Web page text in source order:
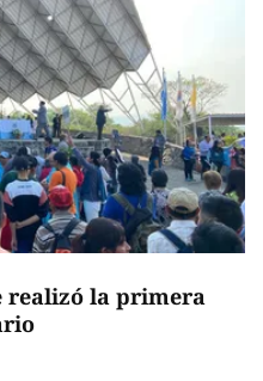
realizó la primera